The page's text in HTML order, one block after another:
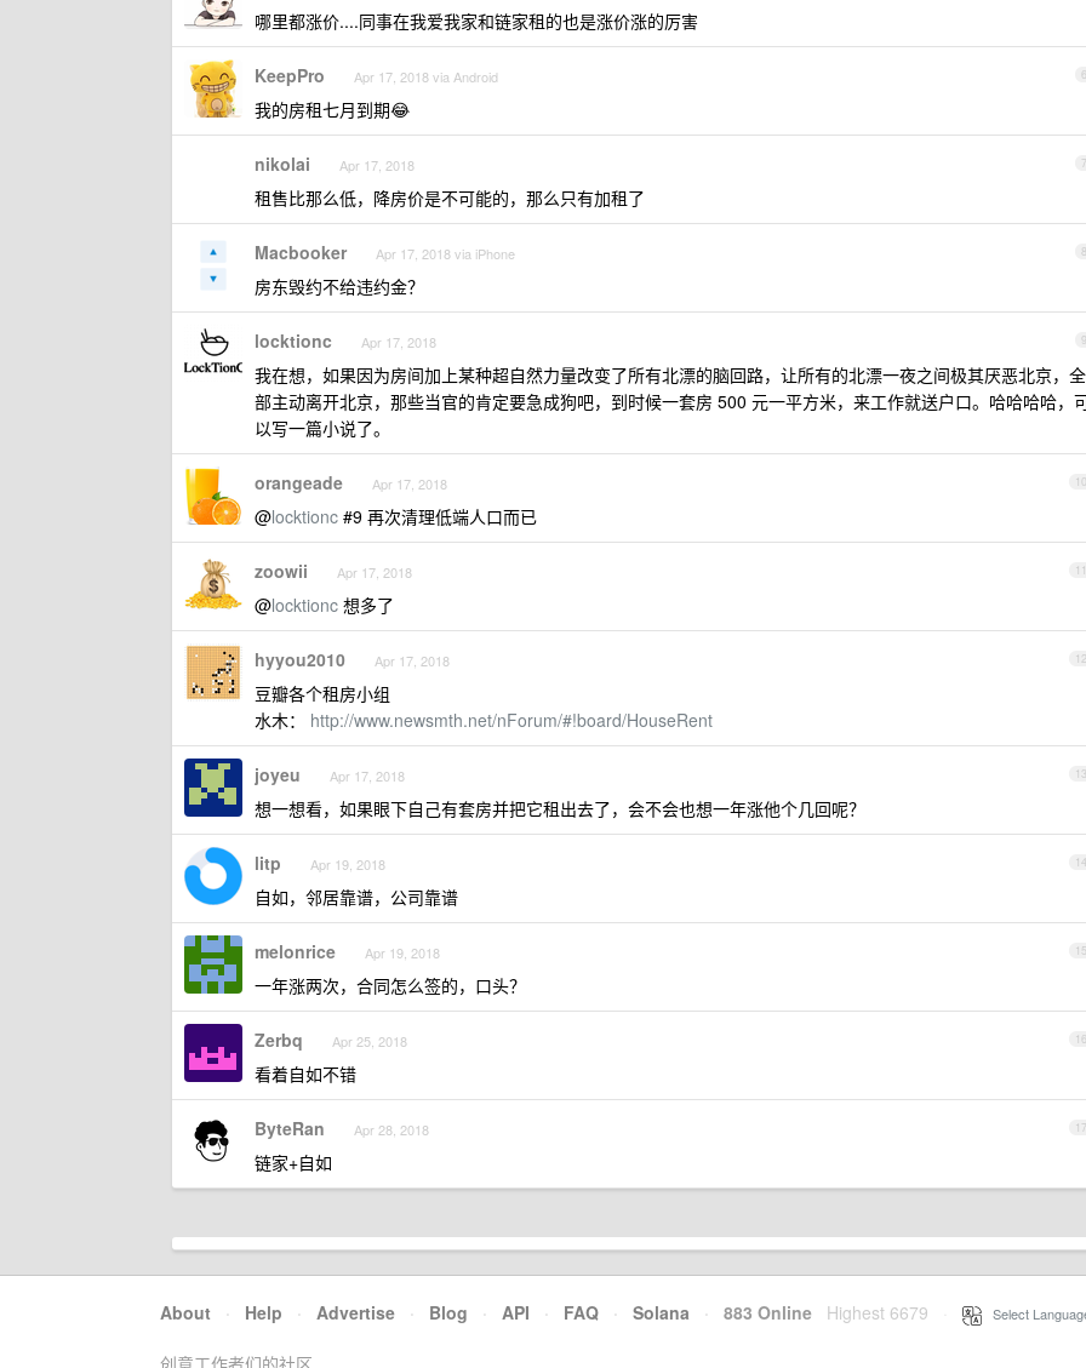
哪里都涨价....同事在我爱我家和链家租的也是涨价涨的厉害
6
KeepPro Apr 17, 2018 via Android
我的房租七月到期😂
7
nikolai Apr 17, 2018
租售比那么低，降房价是不可能的，那么只有加租了
8
Macbooker Apr 17, 2018 via iPhone
房东毁约不给违约金？
9
locktionc Apr 17, 2018
我在想，如果因为房间加上某种超自然力量改变了所有北漂的脑回路，让所有的北漂一夜之间极其厌恶北京，全
部主动离开北京，那些当官的肯定要急成狗吧，到时候一套房 500 元一平方米，来工作就送户口。哈哈哈哈，
以写一篇小说了。
10
orangeade Apr 17, 2018
@locktionc #9 再次清理低端人口而已
11
zoowii Apr 17, 2018
@locktionc 想多了
12
hyyou2010 Apr 17, 2018
豆瓣各个租房小组
水木： http://www.newsmth.net/nForum/#!board/HouseRent
13
joyeu Apr 17, 2018
想一想看，如果眼下自己有套房并把它租出去了，会不会也想一年涨他个几回呢？
14
litp Apr 19, 2018
自如，邻居靠谱，公司靠谱
15
melonrice Apr 19, 2018
一年涨两次，合同怎么签的，口头？
16
Zerbq Apr 25, 2018
看着自如不错
17
ByteRan Apr 28, 2018
链家+自如
About · Help · Advertise · Blog · API · FAQ · Solana · 883 Online Highest 6679 Select
创意工作者们的社区